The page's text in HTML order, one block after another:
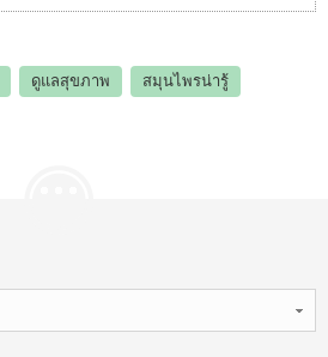
ดูแลสุขภาพ สมุนไพรน่ารู้